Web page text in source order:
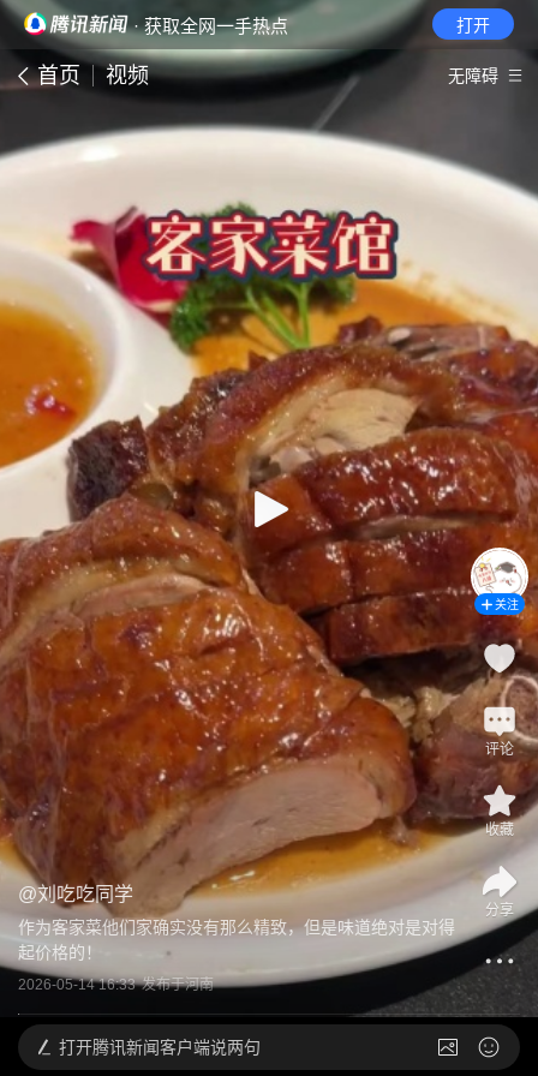
· 获取全网一手热点 打开
首页 视频 无障碍
@刘吃吃同学
作为客家菜他们家确实没有那么精致，但是味道绝对是对得
起价格的！
2026-05-14 16:33 发布于河南
关注
评论
收藏
分享
打开腾讯新闻客户端说两句